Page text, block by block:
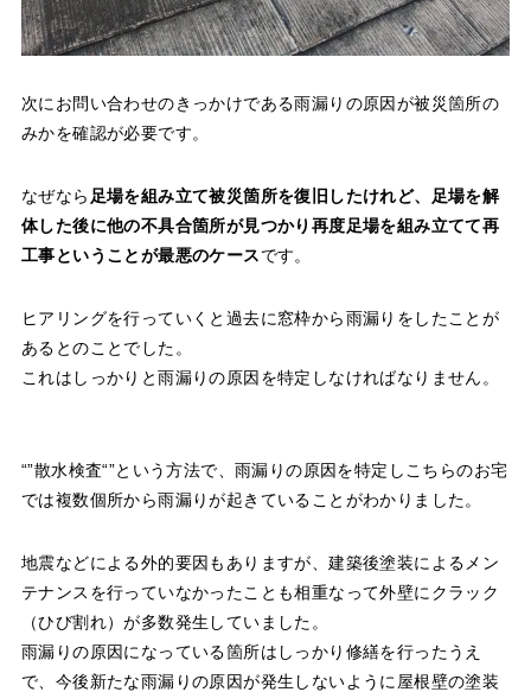
次にお問い合わせのきっかけである雨漏りの原因が被災箇所の
みかを確認が必要です。
なぜなら 足場を組み立て被災箇所を復旧したけれど、足場を解
体した後に他の不具合箇所が見つかり再度足場を組み立てて再
工事ということが最悪のケースです。
ヒアリングを行っていくと過去に窓枠から雨漏りをしたことが
あるとのことでした。
これはしっかりと雨漏りの原因を特定しなければなりません。
“”散水検査“”という方法で、雨漏りの原因を特定しこちらのお宅
では複数個所から雨漏りが起きていることがわかりました。
地震などによる外的要因もありますが、建築後塗装によるメン
テナンスを行っていなかったことも相重なって外壁にクラック
（ひび割れ）が多数発生していました。
雨漏りの原因になっている箇所はしっかり修繕を行ったうえ
で、今後新たな雨漏りの原因が発生しないように屋根壁の塗装